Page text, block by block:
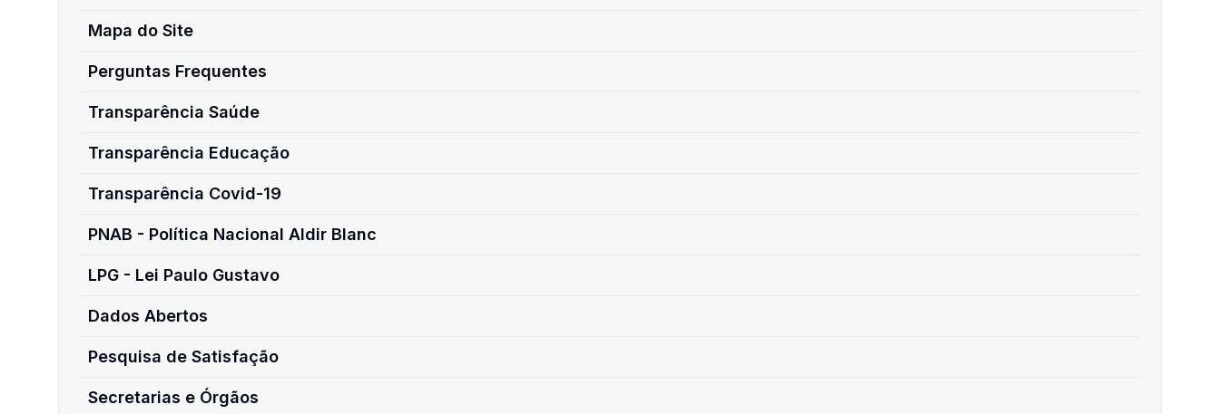
Mapa do Site
Perguntas Frequentes
Transparência Saúde
Transparência Educação
Transparência Covid-19
PNAB - Política Nacional Aldir Blanc
LPG - Lei Paulo Gustavo
Dados Abertos
Pesquisa de Satisfação
Secretarias e Órgãos